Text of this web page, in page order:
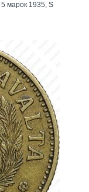
5 марок 1935, S